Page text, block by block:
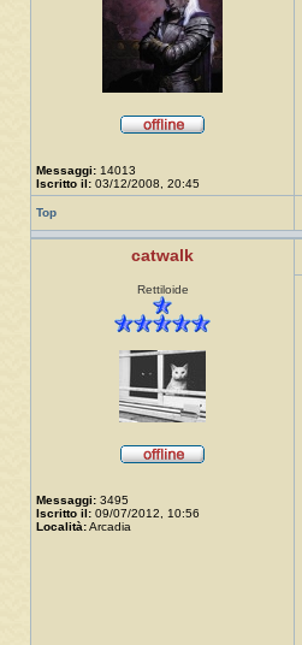
Messaggi: 14013
Iscritto il: 03/12/2008, 20:45
Top
catwalk
Rettiloide
Messaggi: 3495
Iscritto il: 09/07/2012, 10:56
Località:Arcadia